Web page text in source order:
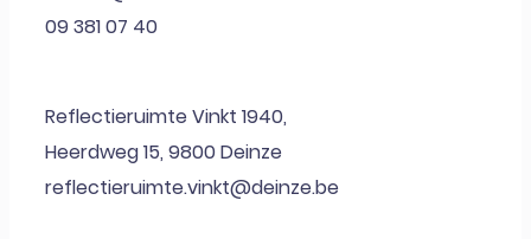
09 381 07 40
Reflectieruimte Vinkt 1940,
Heerdweg 15, 9800 Deinze
reflectieruimte.vinkt@deinze.be